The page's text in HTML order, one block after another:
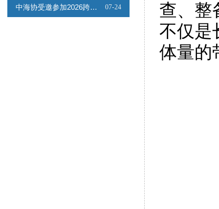
中海协受邀参加2026跨境能源矿产出海专题路演会 07-24
查、整
不仅是
体量的